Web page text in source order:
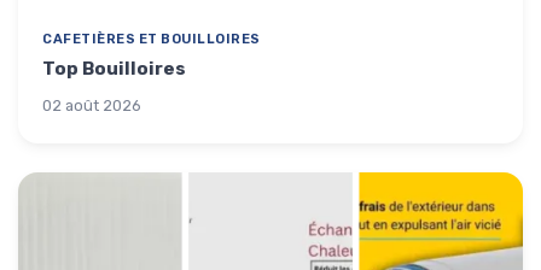
CAFETIÈRES ET BOUILLOIRES
Top Bouilloires
02 août 2026